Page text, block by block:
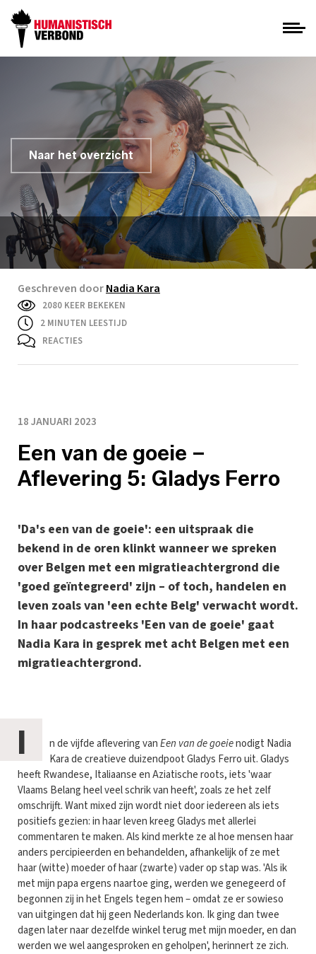
Naar het overzicht
Geschreven doorNadia Kara
2080 KEER BEKEKEN
2 MINUTEN LEESTIJD
REACTIES
18 JANUARI 2023
Een van de goeie –
Aflevering 5: Gladys Ferro
'Da's een van de goeie': een uitspraak die
bekend in de oren klinkt wanneer we spreken
over Belgen met een migratieachtergrond die
'goed geïntegreerd' zijn – of toch, handelen en
leven zoals van 'een echte Belg' verwacht wordt.
In haar podcastreeks 'Een van de goeie' gaat
Nadia Kara in gesprek met acht Belgen met een
migratieachtergrond.
I n de vijfde aflevering vanEen van de goeienodigt Nadia
Kara de creatieve duizendpoot Gladys Ferro uit. Gladys
heeft Rwandese, Italiaanse en Aziatische roots, iets 'waar
Vlaams Belang heel veel schrik van heeft', zoals ze het zelf
omschrijft. Want mixed zijn wordt niet door iedereen als iets
positiefs gezien: in haar leven kreeg Gladys met allerlei
commentaren te maken. Als kind merkte ze al hoe mensen haar
anders percipieerden en behandelden, afhankelijk of ze met
haar (witte) moeder of haar (zwarte) vader op stap was. 'Als ik
met mijn papa ergens naartoe ging, werden we genegeerd of
begonnen zij in het Engels tegen hem – omdat ze er sowieso
van uitgingen dat hij geen Nederlands kon. Ik ging dan twee
dagen later naar dezelfde winkel terug met mijn moeder, en dan
werden we wel aangesproken en geholpen', herinnert ze zich.